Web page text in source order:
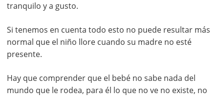
tranquilo y a gusto.
Si tenemos en cuenta todo esto no puede resultar más
normal que el niño llore cuando su madre no esté
presente.
Hay que comprender que el bebé no sabe nada del
mundo que le rodea, para él lo que no ve no existe, no